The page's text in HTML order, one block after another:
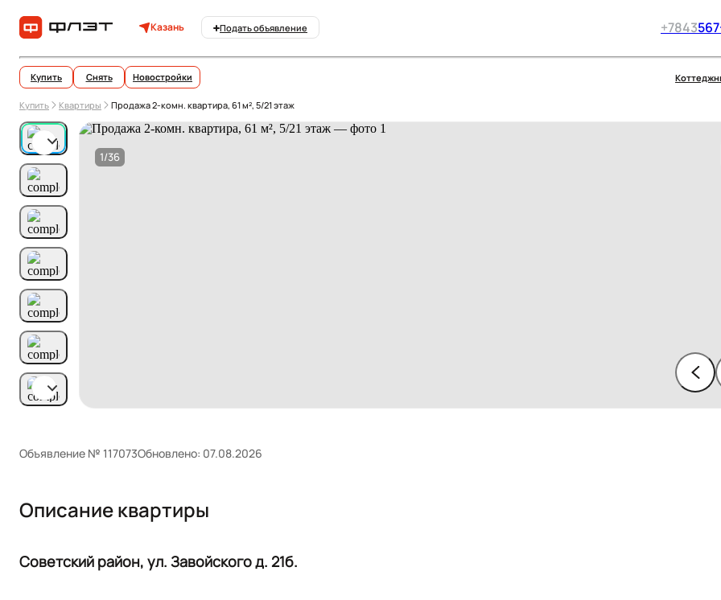
Казань Подать объявление +7843
Купить Снять Новостройки
Купить Квартиры Продажа 2-комн. квартира, 61 м², 5/21 этаж
1/36
Объявление № 117073Обновлено: 07.08.2026
Описание квартиры
Советский район, ул. Завойского д. 21б.